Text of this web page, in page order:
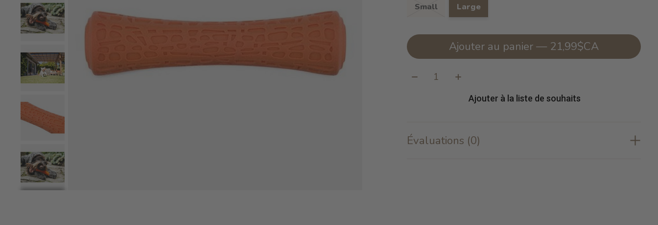
Small Large
Ajouter au panier — 21,99$CA
Quantité:
Ajouter à la liste de souhaits
Évaluations (0)